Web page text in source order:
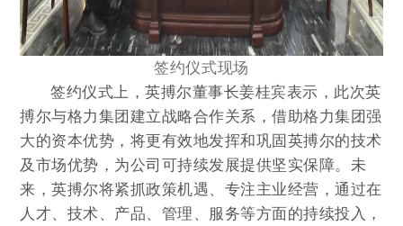
签约仪式现场
签约仪式上，英搏尔董事长姜桂宾表示，此次英
搏尔与格力集团建立战略合作关系，借助格力集团强
大的资本优势，将更有效地发挥和巩固英搏尔的技术
及市场优势，为公司可持续发展提供坚实保障。未
来，英搏尔将紧抓政策机遇、专注主业经营，通过在
人才、技术、产品、管理、服务等方面的持续投入，